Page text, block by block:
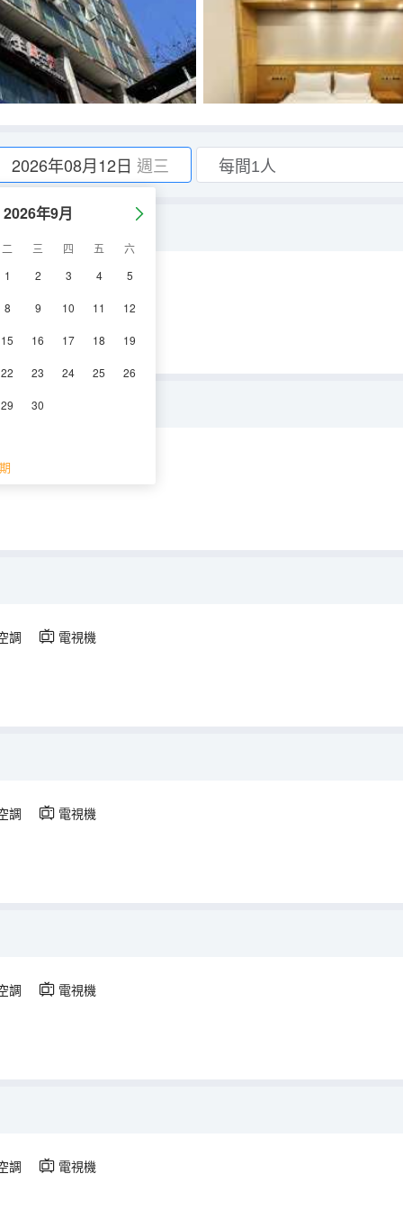
2026年08月12日 週三
2026年9月
二 三 四 五
六
1
2 3 4 5
8 9 10 11 12
15 16 17 18 19
22 23 24 25 26
29 30
調 電視機
景】
調
調 電視機
調 電視機
調 電視機
調 電視機